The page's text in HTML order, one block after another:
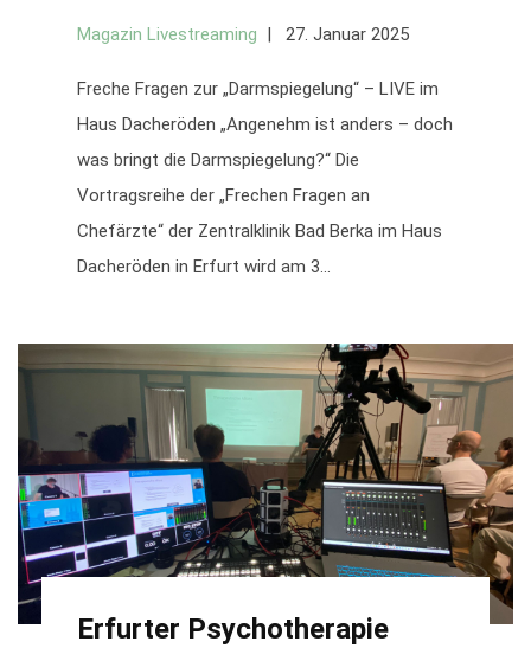
Magazin Livestreaming 27. Januar 2025
Freche Fragen zur „Darmspiegelung“ – LIVE im
Haus Dacheröden „Angenehm ist anders – doch
was bringt die Darmspiegelung?“ Die
Vortragsreihe der „Frechen Fragen an
Chefärzte“ der Zentralklinik Bad Berka im Haus
Dacheröden in Erfurt wird am 3...
Erfurter Psychotherapie